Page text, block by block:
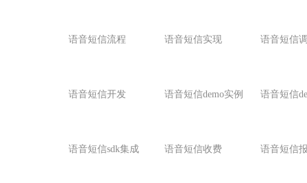
语音短信流程 语音短信实现 语音短信
语音短信开发 语音短信demo实例 语音短信
语音短信sdk集成 语音短信收费 语音短信